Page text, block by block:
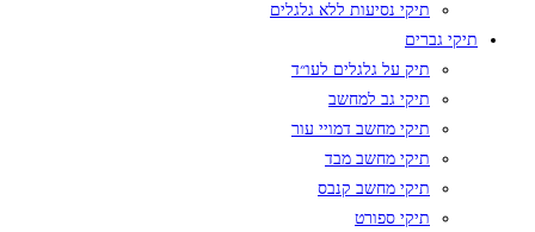
תיקי נסיעות ללא גלגלים
תיקי גברים
תיק על גלגלים לעו״ד
תיקי גב למחשב
תיקי מחשב דמויי עור
תיקי מחשב מבד
תיקי מחשב קנבס
תיקי ספורט